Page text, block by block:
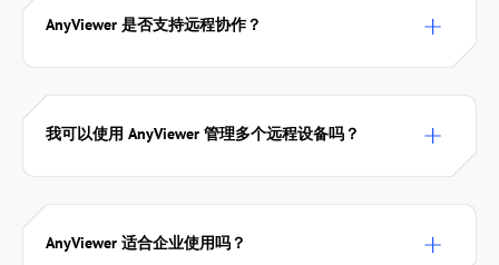
AnyViewer 是否支持远程协作？
我可以使用 AnyViewer 管理多个远程设备吗？
AnyViewer 适合企业使用吗？